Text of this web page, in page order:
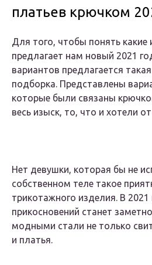
платьев крючком
Для того, чтобы понять
предлагает нам новый 2021
вариантов предлагается
подборка. Представлены
которые были связаны
весь изыск, то, что и хотели
Нет девушки, которая бы не
собственном теле такое
трикотажного изделия. В 2021
прикосновений станет
модными стали не только
и платья.